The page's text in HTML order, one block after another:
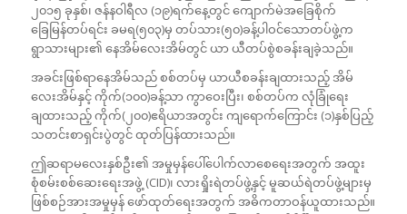
၂၀၁၅ ခုနှစ်၊ ဇန်နဝါရီလ (၁၉)ရက်နေ့တွင် ကျောက်မဲအခြေစိုက်
ခြေမြန်တပ်ရင်း ခမရ(၅၀၃)မှ တပ်သား(၅၀)ခန့်ပါဝင်သောတပ်ဖွဲ့က
ရွာသားများ၏ နေအိမ်လေးအိမ်တွင် ယာ ယီတပ်စွဲစခန်းချခဲ့သည်။
အခင်းဖြစ်ရာနေအိမ်သည် စစ်တပ်မှ ယာယီစခန်းချထားသည့် အိမ်
လေးအိမ်နှင့် ကိုက်(၁၀၀)ခန့်သာ ကွာဝေးပြီး၊ စစ်တပ်က လုံခြုံရေး
ချထားသည့် ကိုက်(၂၀၀)ဧရိယာအတွင်း ကျရောက်ကြောင်း (၁)နှစ်ပြည့်
သတင်းစာရှင်းပွဲတွင် ထုတ်ပြန်ထားသည်။
ဤဆရာမလေးနှစ်ဦး၏ အမှုမှန်ပေါ်ပေါက်လာစေရေးအတွက် အထူး
စုံစမ်းစစ်ဆေးရေးအဖွဲ့ (CID)၊ လားရှိုးရဲတပ်ဖွဲ့နှင့် မူဆယ်ရဲတပ်ဖွဲ့များမှ
ဖြစ်စဉ်အားအမှုမှန် ဖော်ထုတ်ရေးအတွက် အဓိကတာဝန်ယူထားသည်။